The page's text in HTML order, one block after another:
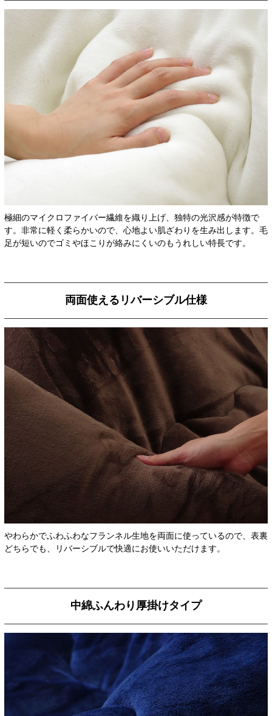
極細のマイクロファイバー繊維を織り上げ、独特の光沢感が特徴で
す。非常に軽く柔らかいので、心地よい肌ざわりを生み出します。毛
足が短いのでゴミやほこりが絡みにくいのもうれしい特長です。
両面使えるリバーシブル仕様
やわらかでふわふわなフランネル生地を両面に使っているので、表裏
どちらでも、リバーシブルで快適にお使いいただけます。
中綿ふんわり厚掛けタイプ